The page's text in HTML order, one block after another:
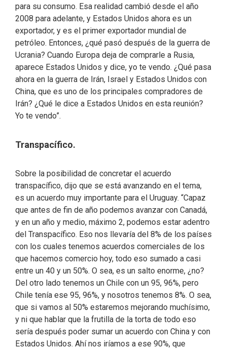
para su consumo. Esa realidad cambió desde el año
2008 para adelante, y Estados Unidos ahora es un
exportador, y es el primer exportador mundial de
petróleo. Entonces, ¿qué pasó después de la guerra de
Ucrania? Cuando Europa deja de comprarle a Rusia,
aparece Estados Unidos y dice, yo te vendo. ¿Qué pasa
ahora en la guerra de Irán, Israel y Estados Unidos con
China, que es uno de los principales compradores de
Irán? ¿Qué le dice a Estados Unidos en esta reunión?
Yo te vendo”.
Transpacífico.
Sobre la posibilidad de concretar el acuerdo
transpacífico, dijo que se está avanzando en el tema,
es un acuerdo muy importante para el Uruguay. “Capaz
que antes de fin de año podemos avanzar con Canadá,
y en un año y medio, máximo 2, podemos estar adentro
del Transpacífico. Eso nos llevaría del 8% de los países
con los cuales tenemos acuerdos comerciales de los
que hacemos comercio hoy, todo eso sumado a casi
entre un 40 y un 50%. O sea, es un salto enorme, ¿no?
Del otro lado tenemos un Chile con un 95, 96%, pero
Chile tenía ese 95, 96%, y nosotros tenemos 8%. O sea,
que si vamos al 50% estaremos mejorando muchísimo,
y ni que hablar que la frutilla de la torta de todo eso
sería después poder sumar un acuerdo con China y con
Estados Unidos. Ahí nos iríamos a ese 90%, que